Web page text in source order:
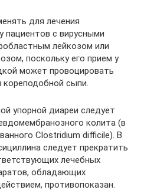
для лечения
пациентов с вирусными
лейкозом или
поскольку его прием у
может провоцировать
сыпи.
упорной диареи следует
колита (в
Clostridium difficile). В
следует прекратить
лечебных
обладающих
противопоказан.